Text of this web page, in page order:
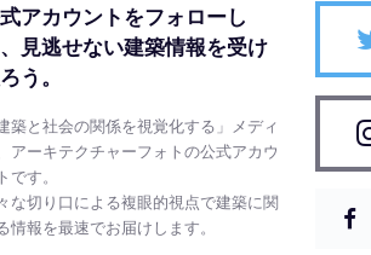
アカウントをフォローし
見逃せない建築情報を受け
う。
築と社会の関係を視覚化する」メディ
アーキテクチャーフォトの公式アカウ
です。
な切り口による複眼的視点で建築に関
情報を最速でお届けします。